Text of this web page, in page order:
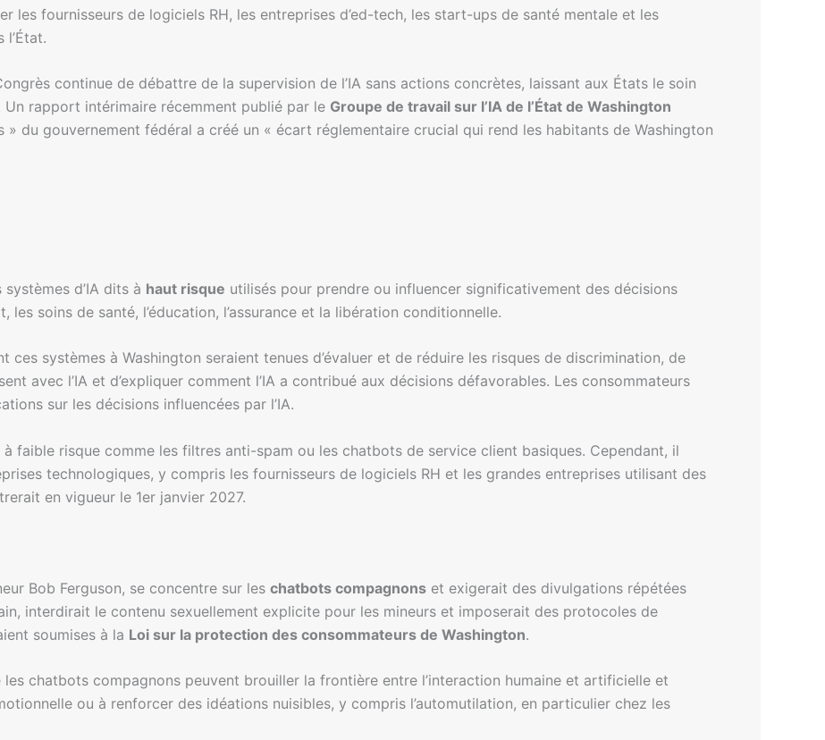
les fournisseurs de logiciels RH, les entreprises d’ed-tech, les start-ups de santé mentale et les
l’État.
continue de débattre de la supervision de l’IA sans actions concrètes, laissant aux États le soin
rapport intérimaire récemment publié par le Groupe de travail sur l’IA de l’État de Washington
» du gouvernement fédéral a créé un « écart réglementaire crucial qui rend les habitants de Washington
d’IA dits à haut risque utilisés pour prendre ou influencer significativement des décisions
les soins de santé, l’éducation, l’assurance et la libération conditionnelle.
ces systèmes à Washington seraient tenues d’évaluer et de réduire les risques de discrimination, de
avec l’IA et d’expliquer comment l’IA a contribué aux décisions défavorables. Les consommateurs
sur les décisions influencées par l’IA.
faible risque comme les filtres anti-spam ou les chatbots de service client basiques. Cependant, il
technologiques, y compris les fournisseurs de logiciels RH et les grandes entreprises utilisant des
en vigueur le 1er janvier 2027.
Bob Ferguson, se concentre sur les chatbots compagnons et exigerait des divulgations répétées
interdirait le contenu sexuellement explicite pour les mineurs et imposerait des protocoles de
soumises à la Loi sur la protection des consommateurs de Washington.
chatbots compagnons peuvent brouiller la frontière entre l’interaction humaine et artificielle et
ou à renforcer des idéations nuisibles, y compris l’automutilation, en particulier chez les